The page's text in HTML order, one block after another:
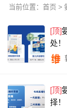
当前位置： 首页 >
[顶]
处！
[顶]
择！